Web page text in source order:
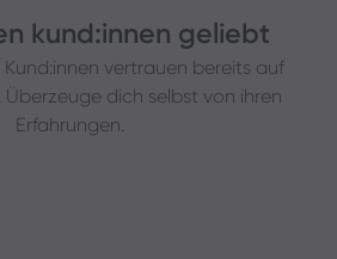
kund:innen geliebt
Kund:innen vertrauen bereits auf
Überzeuge dich selbst von ihren
Erfahrungen.